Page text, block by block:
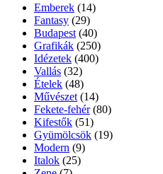
Emberek (14)
Fantasy (29)
Budapest (40)
Grafikák (250)
Idézetek (400)
Vallás (32)
Ételek (48)
Művészet (14)
Fekete-fehér (80)
Kifestők (51)
Gyümölcsök (19)
Modern (9)
Italok (25)